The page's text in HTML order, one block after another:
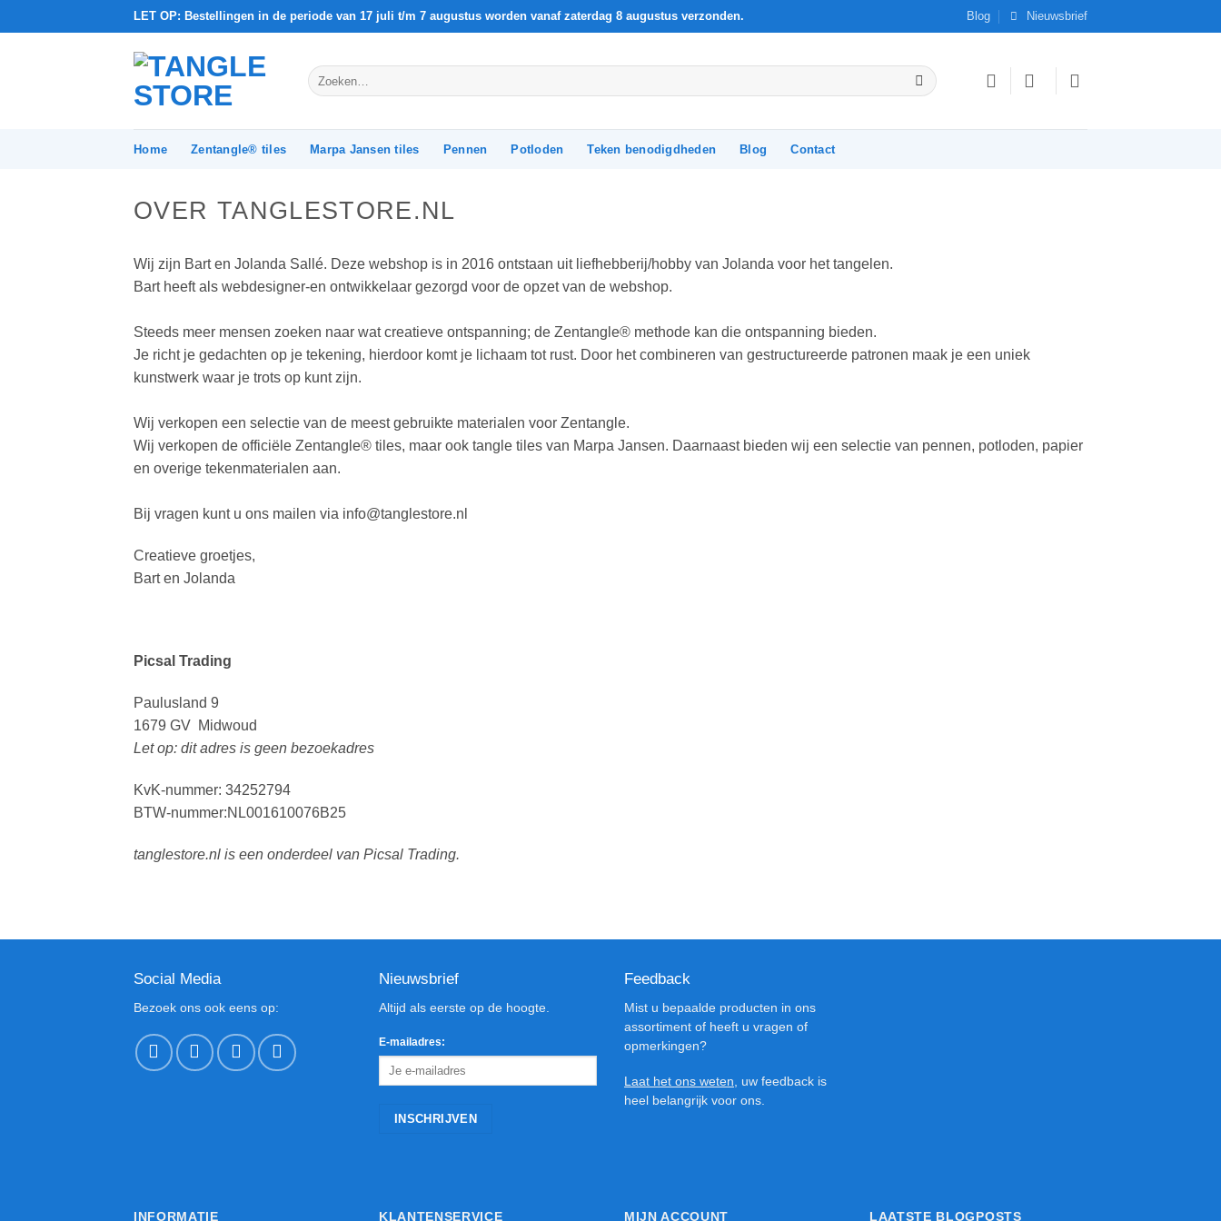
naar
LET OP: Bestellingen in de periode van 17 juli t/m 7 augustus worden vanaf zaterdag 8 augustus verzonden. Blog Nieuwsbrief
Zoeken
naar:
Home Zentangle® tiles Marpa Jansen tiles Pennen Potloden Teken benodigdheden Blog Contact
OVER TANGLESTORE.NL
Wij zijn Bart en Jolanda Sallé. Deze webshop is in 2016 ontstaan uit liefhebberij/hobby van Jolanda voor het tangelen.
Bart heeft als webdesigner-en ontwikkelaar gezorgd voor de opzet van de webshop.
Steeds meer mensen zoeken naar wat creatieve ontspanning; de Zentangle® methode kan die ontspanning bieden.
Je richt je gedachten op je tekening, hierdoor komt je lichaam tot rust. Door het combineren van gestructureerde patronen maak je een uniek
kunstwerk waar je trots op kunt zijn.
Wij verkopen een selectie van de meest gebruikte materialen voor Zentangle.
Wij verkopen de officiële Zentangle® tiles, maar ook tangle tiles van Marpa Jansen. Daarnaast bieden wij een selectie van pennen, potloden, papier
en overige tekenmaterialen aan.
Bij vragen kunt u ons mailen via info@tanglestore.nl
Creatieve groetjes,
Bart en Jolanda
Picsal Trading
Paulusland 9
1679 GV Midwoud
Let op: dit adres is geen bezoekadres
KvK-nummer: 34252794
BTW-nummer:NL001610076B25
tanglestore.nl is een onderdeel van Picsal Trading.
Social Media
Bezoek ons ook eens op:
Nieuwsbrief
Altijd als eerste op de hoogte.
E-mailadres:
Feedback
Mist u bepaalde producten in ons
assortiment of heeft u vragen of
opmerkingen?
Laat het ons weten , uw feedback is
heel belangrijk voor ons.
INFORMATIE KLANTENSERVICE MIJN ACCOUNT LAATSTE BLOGPOSTS